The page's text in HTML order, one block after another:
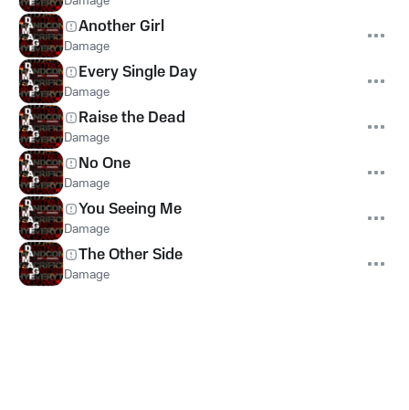
Another Girl
Damage
Every Single Day
Damage
Raise the Dead
Damage
No One
Damage
You Seeing Me
Damage
The Other Side
Damage